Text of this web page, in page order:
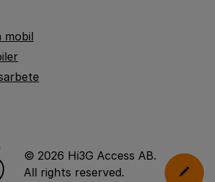
mobil
© 2026 Hi3G Access AB.
All rights reserved.